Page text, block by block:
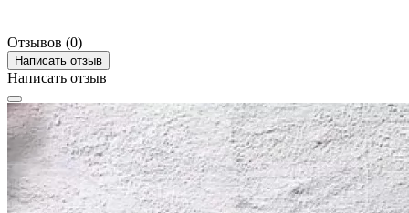
Отзывов (0)
Написать отзыв
Написать отзыв